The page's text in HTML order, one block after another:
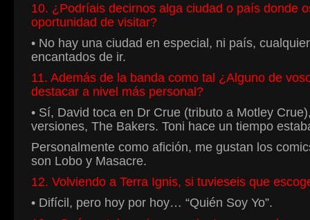
10. ¿Podríais decirnos alga ciudad o país donde
oportunidad de visitar?
• No hay una ciudad en especial, ni país,
encantados de ir.
11. Además de la banda como tal ¿Alguno de
destacar a nivel más personal?
• Sí, David toca en Dr Crue (tributo a Motley
versiones, The Bakers. Toni hace un tiempo
Personalmente como afición, me gustan los
son Lobo y Masacre.
12. Volviendo a Terra Ignis, si tuvieseis que
• Difícil, pero hoy por hoy… “Quién Soy Yo”.